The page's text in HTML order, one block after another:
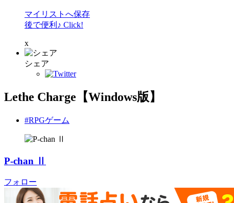
マイリストへ保存
後で便利♪ Click!
x
シェア
Lethe Charge【Windows版】
#RPGゲーム
P-chan Ⅱ
フォロー